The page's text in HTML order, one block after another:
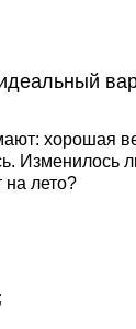
хорошая
Изменилось
на лето?